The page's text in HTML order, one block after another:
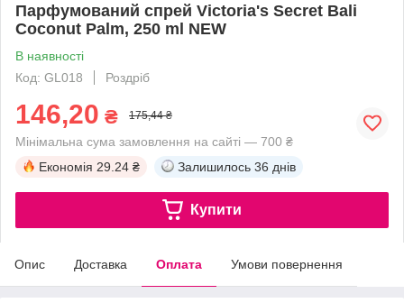
Парфумований спрей Victoria's Secret Bali
Coconut Palm, 250 ml NEW
В наявності
Код: GL018
Роздріб
146,20 ₴ 175,44 ₴
Мінімальна сума замовлення на сайті — 700 ₴
Економія 29.24 ₴ Залишилось 36 днів
Купити
Опис Доставка Оплата Умови повернення